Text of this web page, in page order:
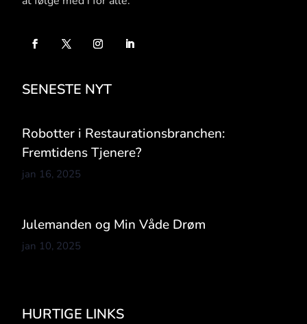
SENESTE NYT
Robotter i Restaurationsbranchen:
Fremtidens Tjenere?
jan 16, 2025
Julemanden og Min Våde Drøm
jan 10, 2025
HURTIGE LINKS